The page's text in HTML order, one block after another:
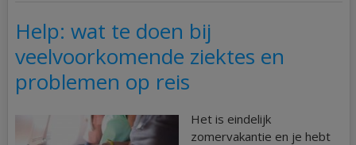
Help: wat te doen bij
veelvoorkomende ziektes en
problemen op reis
Het is eindelijk
zomervakantie en je hebt